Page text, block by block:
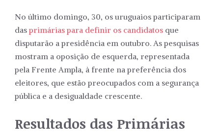
No último domingo, 30, os uruguaios participaram
das primárias para definir os candidatos que
disputarão a presidência em outubro. As pesquisas
mostram a oposição de esquerda, representada
pela Frente Ampla, à frente na preferência dos
eleitores, que estão preocupados com a segurança
pública e a desigualdade crescente.
Resultados das Primárias